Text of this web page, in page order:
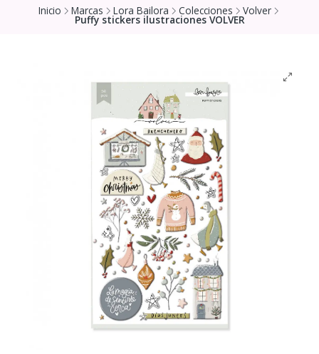
Inicio Marcas Lora Bailora Colecciones Volver
Puffy stickers ilustraciones VOLVER